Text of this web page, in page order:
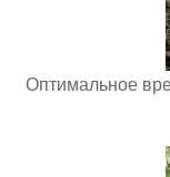
Оптимальное